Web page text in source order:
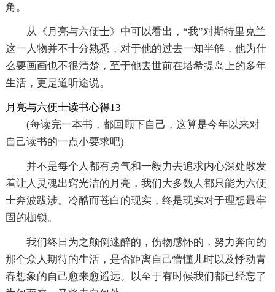
角。
从《月亮与六便士》中可以看出，“我”对斯特里克兰
这一人物并不十分熟悉，对于他的过去一知半解，他为什
么要画画也不很清楚，至于他去世前在塔希提岛上的多年
生活，更是道听途说。
月亮与六便士读书心得13
(每读完一本书，都回顾下自己，这算是今年以来对
自己读书的一点小要求吧)
并不是每个人都有勇气和一毅力去追求内心深处散发
着让人灵魂出窍光洁的月亮，我们大多数人都只能为六便
士奔波跋涉。冷酷而苍白的现实，终是现实对于理想最牢
固的枷锁。
我们终日为之颠倒迷醉的，伤物感怀的，努力奔向的
那个众人期待的生活，是否距离自己懵懂儿时以及悸动青
春想象的自己愈来愈遥远。以至于有时候我们都已经忘了